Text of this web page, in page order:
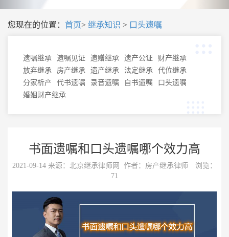
您现在的位置： 首页> 继承知识 > 口头遗嘱
遗嘱继承 遗嘱见证 遗赠继承 遗产公证
财产继承
放弃继承
房产继承 遗产继承 法定继承
代位继承
分家析产
代书遗嘱 录音遗嘱 自书遗嘱
口头遗嘱
婚姻财产继承
书面遗嘱和口头遗嘱哪个效力高
2021-09-14 来源： 北京继承律师网
作者：房产继承律师 浏览：
71